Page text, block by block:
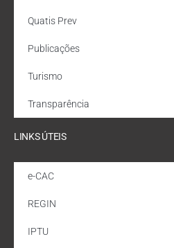
Quatis Prev
Publicações
Turismo
Transparência
LINKS ÚTEIS
e-CAC
REGIN
IPTU